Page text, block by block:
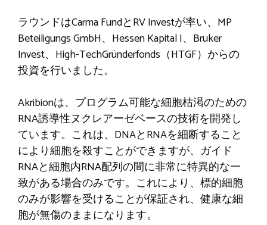
ラウンドはCarma FundとRV Investが率い、MP
Beteiligungs GmbH、Hessen Kapital I、Bruker
Invest、High-TechGründerfonds（HTGF）からの
投資を行いました。
Akribion​​は、プログラム可能な細胞枯渇のための
RNA誘導性ヌクレアーゼベースの技術を開発し
ています。これは、DNAとRNAを細断すること
により細胞を殺すことができますが、ガイド
RNAと細胞内RNA配列の間に非常に特異的な一
致がある場合のみです。これにより、標的細胞
のみが影響を受けることが保証され、健康な細
胞が無傷のままになります。